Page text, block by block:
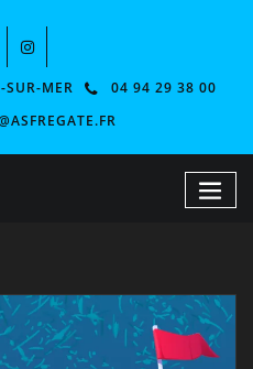
MER
04 94 29 38 00